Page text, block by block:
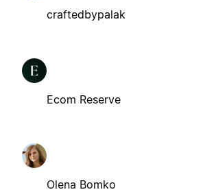
craftedbypalak
Ecom Reserve
Olena Bomko